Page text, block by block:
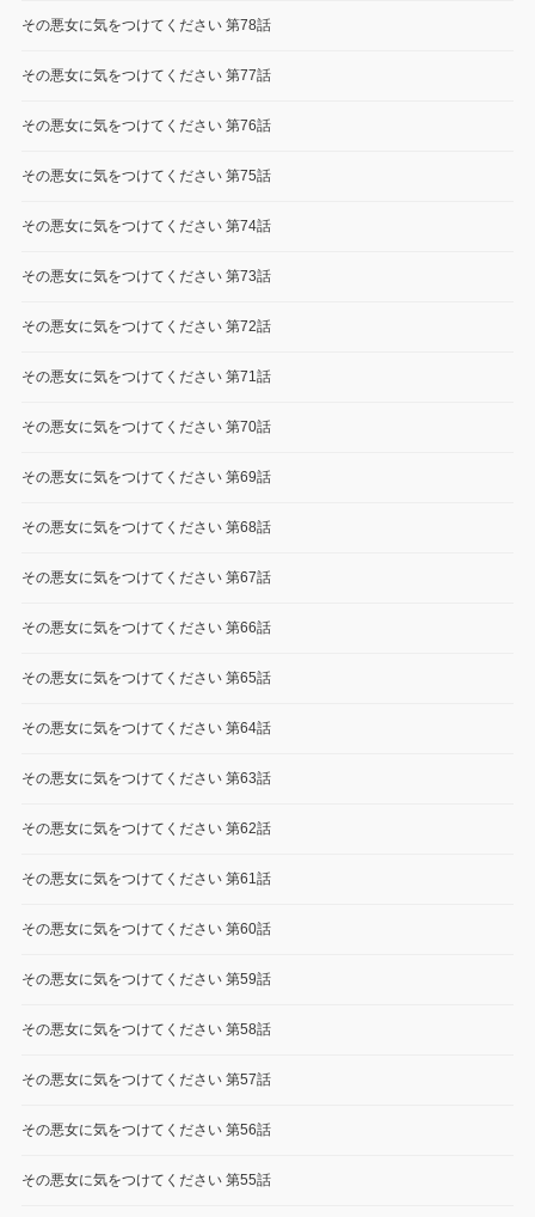
その悪女に気をつけてください 第78話
その悪女に気をつけてください 第77話
その悪女に気をつけてください 第76話
その悪女に気をつけてください 第75話
その悪女に気をつけてください 第74話
その悪女に気をつけてください 第73話
その悪女に気をつけてください 第72話
その悪女に気をつけてください 第71話
その悪女に気をつけてください 第70話
その悪女に気をつけてください 第69話
その悪女に気をつけてください 第68話
その悪女に気をつけてください 第67話
その悪女に気をつけてください 第66話
その悪女に気をつけてください 第65話
その悪女に気をつけてください 第64話
その悪女に気をつけてください 第63話
その悪女に気をつけてください 第62話
その悪女に気をつけてください 第61話
その悪女に気をつけてください 第60話
その悪女に気をつけてください 第59話
その悪女に気をつけてください 第58話
その悪女に気をつけてください 第57話
その悪女に気をつけてください 第56話
その悪女に気をつけてください 第55話